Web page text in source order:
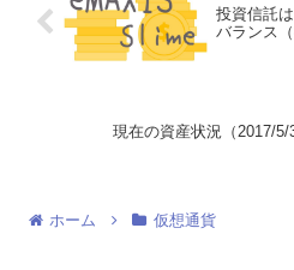
投資信託
バランス
現在の資産状況（2017/5/
ホーム 仮想通貨